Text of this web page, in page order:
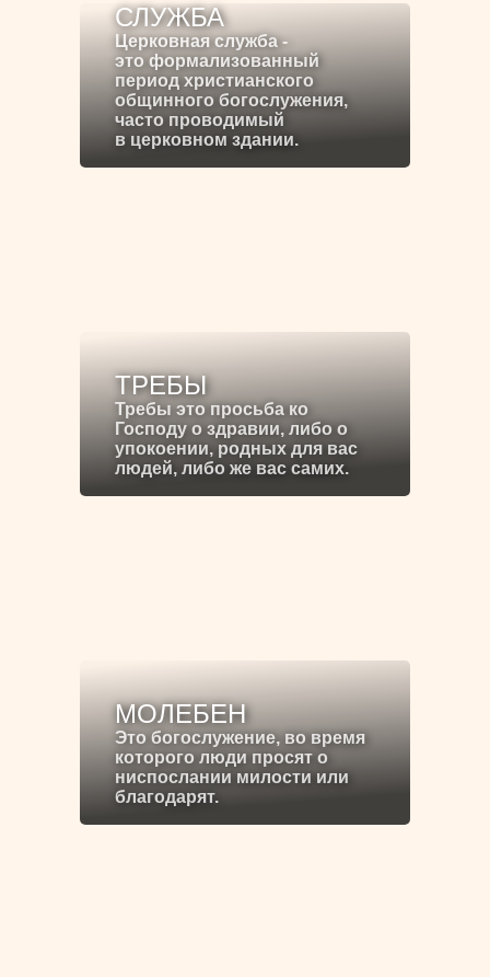
СЛУЖБА
Церковная служба -
это формализованный
период христианского
общинного богослужения,
часто проводимый
в церковном здании.
ТРЕБЫ
Требы это просьба ко
Господу о здравии, либо о
упокоении, родных для вас
людей, либо же вас самих.
МОЛЕБЕН
Это богослужение, во время
которого люди просят о
ниспослании милости или
благодарят.